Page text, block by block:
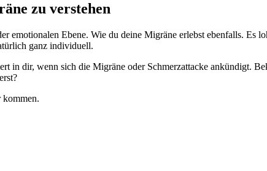
zu verstehen
Ebene. Wie du deine Migräne erlebst ebenfalls. Es
ganz individuell.
in dir, wenn sich die Migräne oder Schmerzattacke ankündigt.
kommen.